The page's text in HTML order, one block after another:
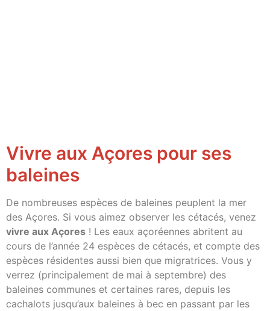
Vivre aux Açores pour ses
baleines
De nombreuses espèces de baleines peuplent la mer
des Açores. Si vous aimez observer les cétacés, venez
vivre aux Açores ! Les eaux açoréennes abritent au
cours de l’année 24 espèces de cétacés, et compte des
espèces résidentes aussi bien que migratrices. Vous y
verrez (principalement de mai à septembre) des
baleines communes et certaines rares, depuis les
cachalots jusqu’aux baleines à bec en passant par les